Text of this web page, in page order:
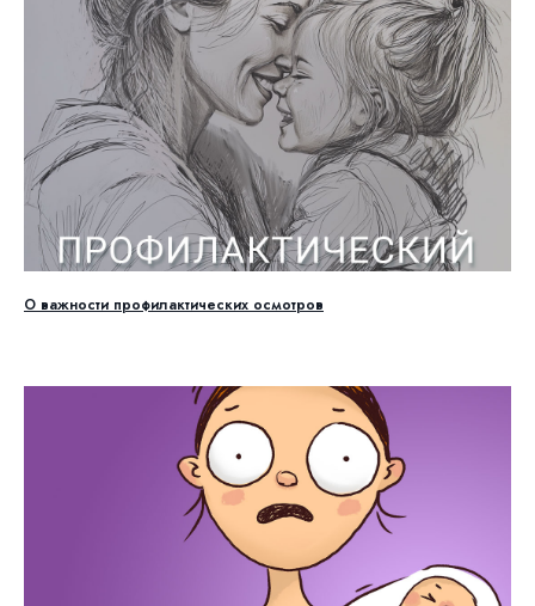
О важности профилактических осмотров